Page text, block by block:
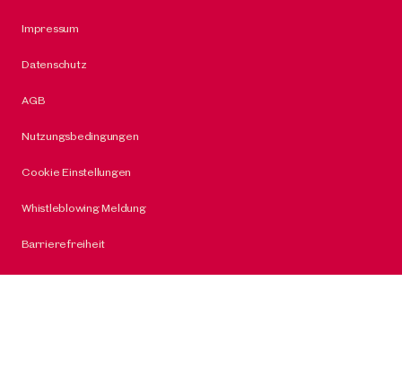
Impressum
Datenschutz
AGB
Nutzungsbedingungen
Cookie Einstellungen
Whistleblowing Meldung
Barrierefreiheit